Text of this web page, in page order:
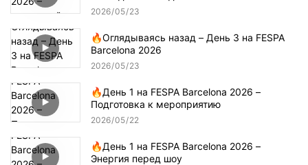
2026 05 23
🔥Оглядываясь назад – День 3 на FESPA
Barcelona 2026
2026 05 23
🔥День 1 на FESPA Barcelona 2026 –
Подготовка к мероприятию
2026 05 22
🔥День 1 на FESPA Barcelona 2026 –
Энергия перед шоу